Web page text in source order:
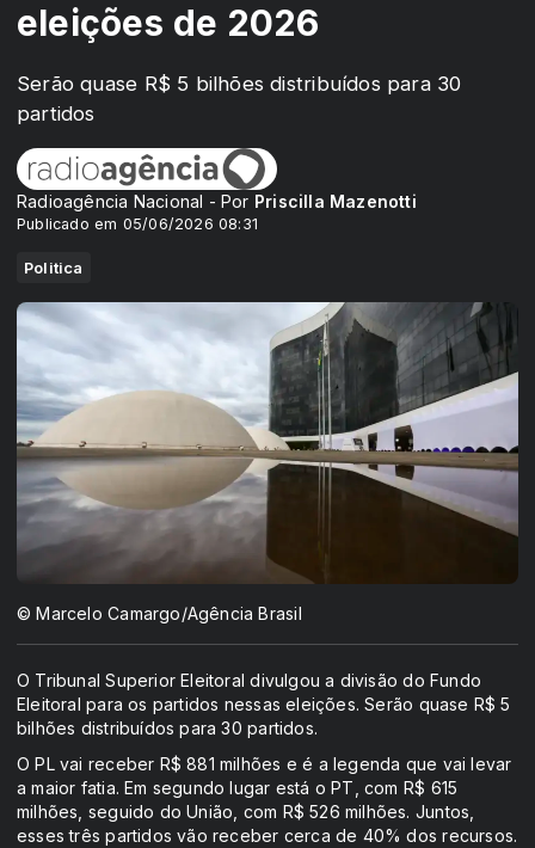
eleições de 2026
Serão quase R$ 5 bilhões distribuídos para 30
partidos
Radioagência Nacional - Por Priscilla Mazenotti
Publicado em 05/06/2026 08:31
Politica
© Marcelo Camargo/Agência Brasil
O Tribunal Superior Eleitoral divulgou a divisão do Fundo
Eleitoral para os partidos nessas eleições. Serão quase R$ 5
bilhões distribuídos para 30 partidos.
O PL vai receber R$ 881 milhões e é a legenda que vai levar
a maior fatia. Em segundo lugar está o PT, com R$ 615
milhões, seguido do União, com R$ 526 milhões. Juntos,
esses três partidos vão receber cerca de 40% dos recursos.